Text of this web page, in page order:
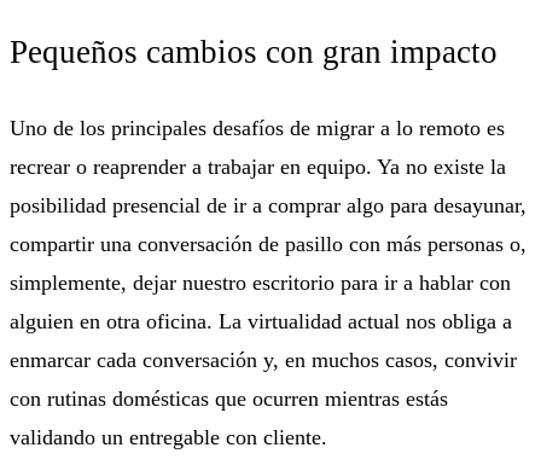
Pequeños cambios con gran impacto
Uno de los principales desafíos de migrar a lo remoto es
recrear o reaprender a trabajar en equipo. Ya no existe la
posibilidad presencial de ir a comprar algo para desayunar,
compartir una conversación de pasillo con más personas o,
simplemente, dejar nuestro escritorio para ir a hablar con
alguien en otra oficina. La virtualidad actual nos obliga a
enmarcar cada conversación y, en muchos casos, convivir
con rutinas domésticas que ocurren mientras estás
validando un entregable con cliente.